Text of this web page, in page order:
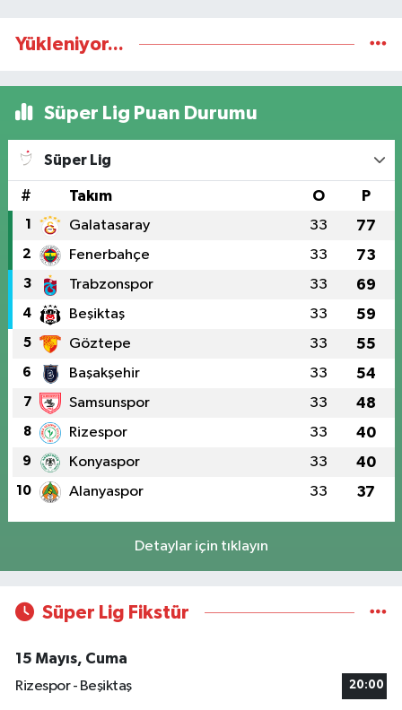
Yükleniyor...
Süper Lig Puan Durumu
Süper Lig
# Takım O P
1 Galatasaray 33 77
2 Fenerbahçe 33 73
3 Trabzonspor 33 69
4 Beşiktaş 33 59
5 Göztepe 33 55
6 Başakşehir 33 54
7 Samsunspor 33 48
8 Rizespor 33 40
9 Konyaspor 33 40
10 Alanyaspor 33 37
Detaylar için tıklayın
Süper Lig Fikstür
15 Mayıs, Cuma
Rizespor - Beşiktaş
20:00